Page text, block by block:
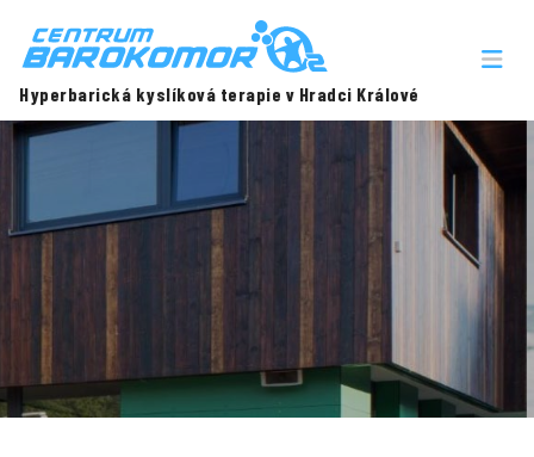
Hyperbarická kyslíková terapie v Hradci Králové